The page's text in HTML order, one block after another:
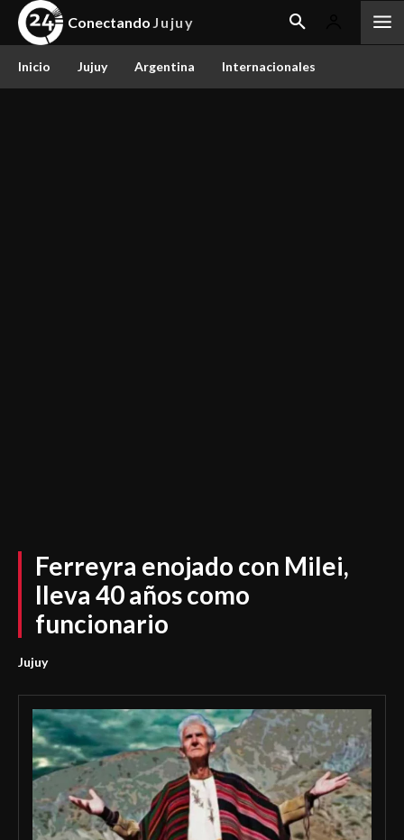
Conectando Jujuy
Inicio Jujuy Argentina Internacionales
Ferreyra enojado con Milei,
lleva 40 años como
funcionario
Jujuy